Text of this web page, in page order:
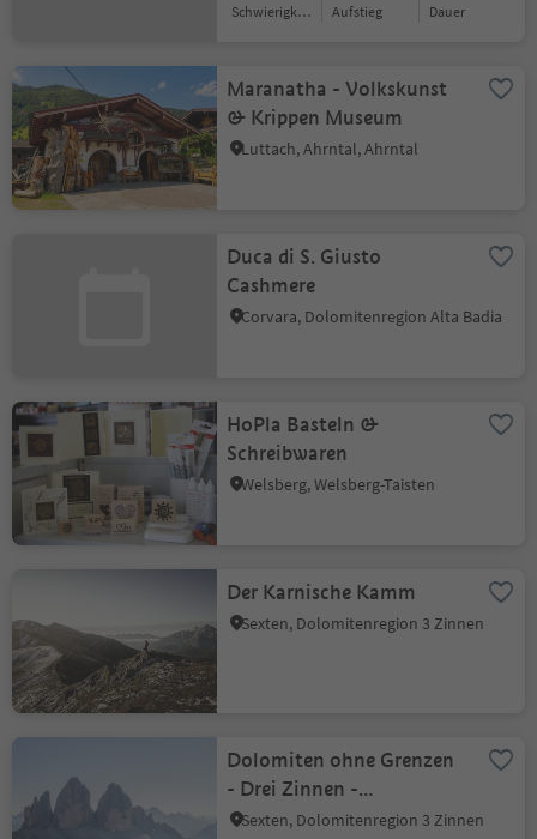
Schwierigkeitsgrad Aufstieg Dauer
Maranatha - Volkskunst
& Krippen Museum
Luttach, Ahrntal, Ahrntal
Duca di S. Giusto
Cashmere
Corvara, Dolomitenregion Alta Badia
HoPla Basteln &
Schreibwaren
Welsberg, Welsberg-Taisten
Der Karnische Kamm
Sexten, Dolomitenregion 3 Zinnen
Dolomiten ohne Grenzen
- Drei Zinnen -
Zsigmondyhütte
Sexten, Dolomitenregion 3 Zinnen